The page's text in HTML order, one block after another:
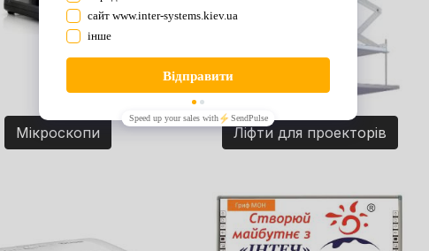
Мікроскопи Ліфти для проекторів